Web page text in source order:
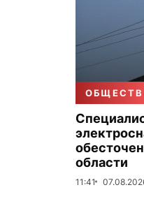
области
11:41